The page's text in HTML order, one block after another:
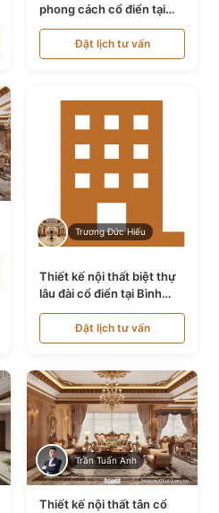
phong cách cổ điển tại
Bình Dương NT24532
Đặt lịch tư vấn
Trương Đức Hiếu
Thiết kế nội thất biệt thự
lâu đài cổ điển tại Bình
Thuận NT21128
Đặt lịch tư vấn
Trần Tuấn Anh
Thiết kế nội thất tân cổ